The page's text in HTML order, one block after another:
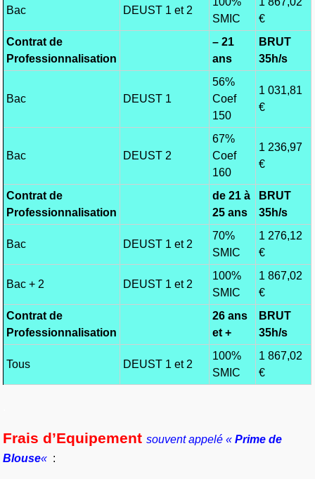
Bac DEUST 1 et 2
SMIC
€
Contrat de
Professionnalisation
– 21
ans
BRUT
35h/s
Bac DEUST 1
56%
Coef
150
1 031,81
€
Bac DEUST 2
67%
Coef
160
1 236,97
€
Contrat de
Professionnalisation
de 21 à
25 ans
BRUT
35h/s
Bac DEUST 1 et 2
70%
SMIC
1 276,12
€
Bac + 2 DEUST 1 et 2
100%
SMIC
1 867,02
€
Contrat de
Professionnalisation
26 ans
et +
BRUT
35h/s
Tous DEUST 1 et 2
100%
SMIC
1 867,02
€
Frais d’Equipementsouvent appelé «Prime de
Blouse« :